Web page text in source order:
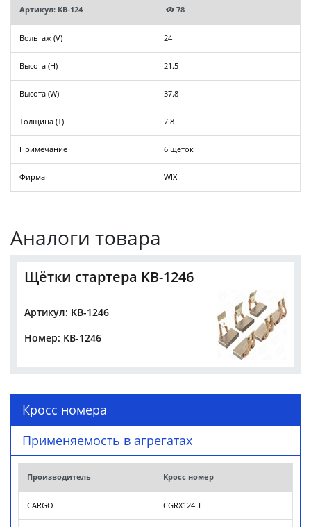
Артикул: KB-124 78
Вольтаж (V) 24
Высота (H) 21.5
Высота (W) 37.8
Толщина (T) 7.8
Примечание 6 щеток
Фирма WIX
Аналоги товара
Щётки стартера KB-1246
Артикул: KB-1246
Номер: KB-1246
Кросс номера
Применяемость в агрегатах
Производитель Кросс номер
CARGO CGRX124H